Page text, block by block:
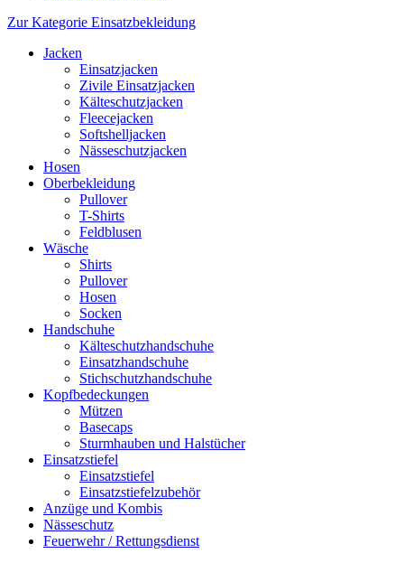
Zur Kategorie Einsatzbekleidung
Jacken
Einsatzjacken
Zivile Einsatzjacken
Kälteschutzjacken
Fleecejacken
Softshelljacken
Nässeschutzjacken
Hosen
Oberbekleidung
Pullover
T-Shirts
Feldblusen
Wäsche
Shirts
Pullover
Hosen
Socken
Handschuhe
Kälteschutzhandschuhe
Einsatzhandschuhe
Stichschutzhandschuhe
Kopfbedeckungen
Mützen
Basecaps
Sturmhauben und Halstücher
Einsatzstiefel
Einsatzstiefel
Einsatzstiefelzubehör
Anzüge und Kombis
Nässeschutz
Feuerwehr / Rettungsdienst